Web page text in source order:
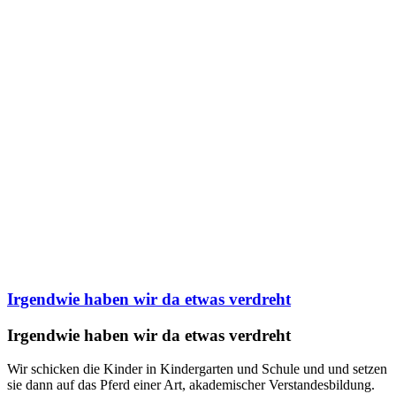
Irgendwie haben wir da etwas verdreht
Irgendwie haben wir da etwas verdreht
Wir schicken die Kinder in Kindergarten und Schule und und setzen
sie dann auf das Pferd einer Art, akademischer Verstandesbildung.